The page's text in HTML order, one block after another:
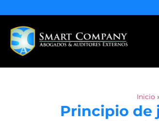
Inicio
Principio de